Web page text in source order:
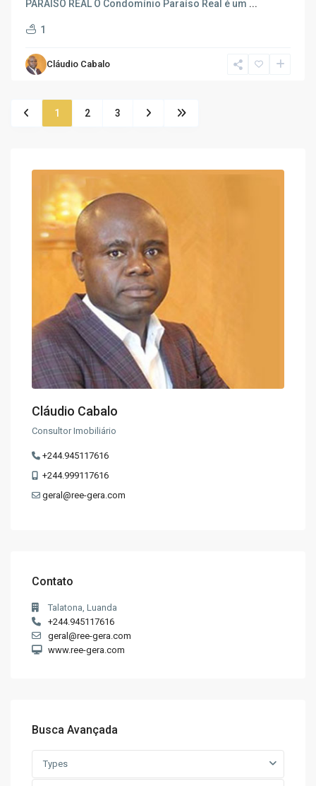
PARAÍSO REAL O Condomínio Paraíso Real é um ...
1
Cláudio Cabalo
1 2 3
Cláudio Cabalo
Consultor Imobiliário
+244.945117616
+244.999117616
geral@ree-gera.com
Contato
Talatona, Luanda
+244.945117616
geral@ree-gera.com
www.ree-gera.com
Busca Avançada
Types